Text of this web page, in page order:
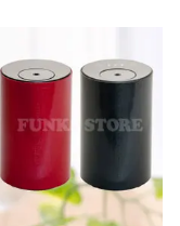
すが、水なし
方式の中で一番